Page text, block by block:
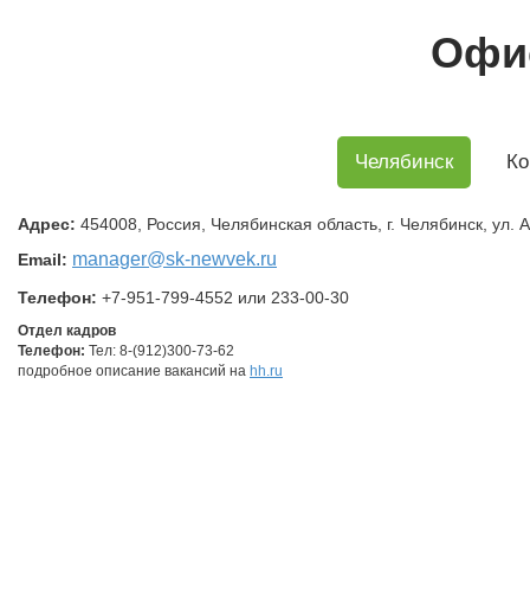
Челябинск
Адрес: 454008, Россия, Челябинская область, г. Челябинск, ул.
Email: manager@sk-newvek.ru
Телефон: +7-951-799-4552 или 233-00-30
Отдел кадров
Телефон: Тел: 8-(912)300-73-62
подробное описание вакансий на hh.ru